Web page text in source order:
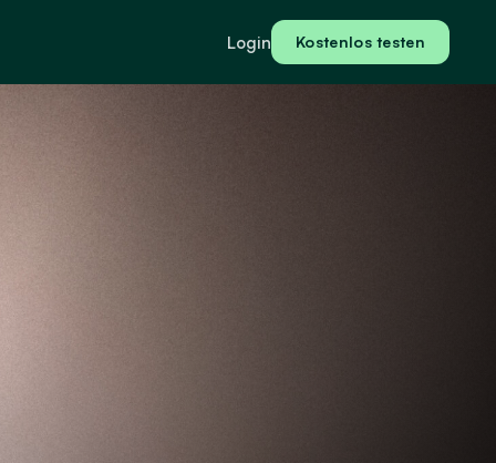
Login Kostenlos testen